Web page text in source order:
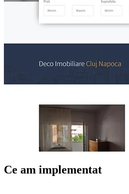
Ce am implementat